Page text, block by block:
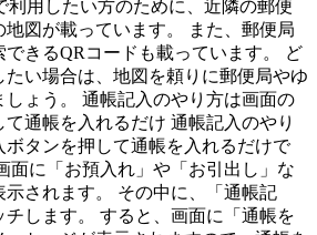
利用したい方のために、近隣の郵便
地図が載っています。 また、郵便局
きるQRコードも載っています。 ど
たい場合は、地図を頼りに郵便局やゆ
しょう。 通帳記入のやり方は画面の
通帳を入れるだけ 通帳記入のやり
タンを押して通帳を入れるだけで
面に「お預入れ」や「お引出し」な
示されます。 その中に、「通帳記
チします。 すると、画面に「通帳を